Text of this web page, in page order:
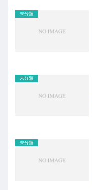
未分類
未分類
未分類